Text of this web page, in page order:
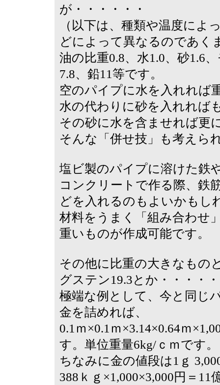
が・・・・・・
（以下は、種類や温度によ
どによって異なるのであく
油の比重0.8、水1.0、砂1.6
7.8、鉛11等です。
空のパイプに水を入れれば
水の代わりに砂を入れれば
その砂に水を含ませれば更
そんな「併せ技」も考えら
塩ビ製のパイプに溶けた鉄
コンクリートで作る際、鉄
どを入れるのもよいかもし
材料をうまく「組み合わせ
重いものが作成可能です。
その他に比重の大きなもの
グステン19.3とか・・・・
極端な例として、今と同じ
金を詰めれば、
0.1ｍ×0.1ｍ×3.14×0.64ｍ
す。単位重量6kg/ｃｍです。
ちなみに金の値段は1ｇ
388ｋｇ×1,000×3,000円＝11